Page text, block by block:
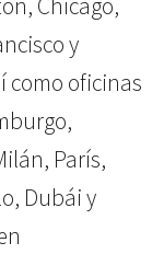
Chicago,
y
como oficinas
París,
Dubái y